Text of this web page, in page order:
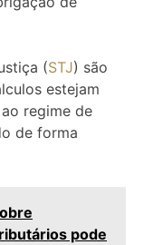
(STJ) são
estejam
regime de
de forma
pode